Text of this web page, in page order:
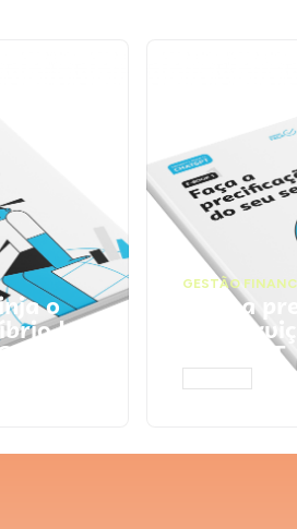
o
|
GESTÃO
Faça a
seu
ChatGPT